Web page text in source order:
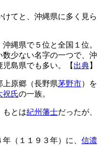
てと、沖縄県に多く見ら
縄県で５位と全国１位。
少ない名字の一つで、沖
島県でも多い。【 出典】
上原郷（長野県茅野市）を
祝氏の一族。
もとは紀州藩士だったが、
年（１１９３年）に、 信濃